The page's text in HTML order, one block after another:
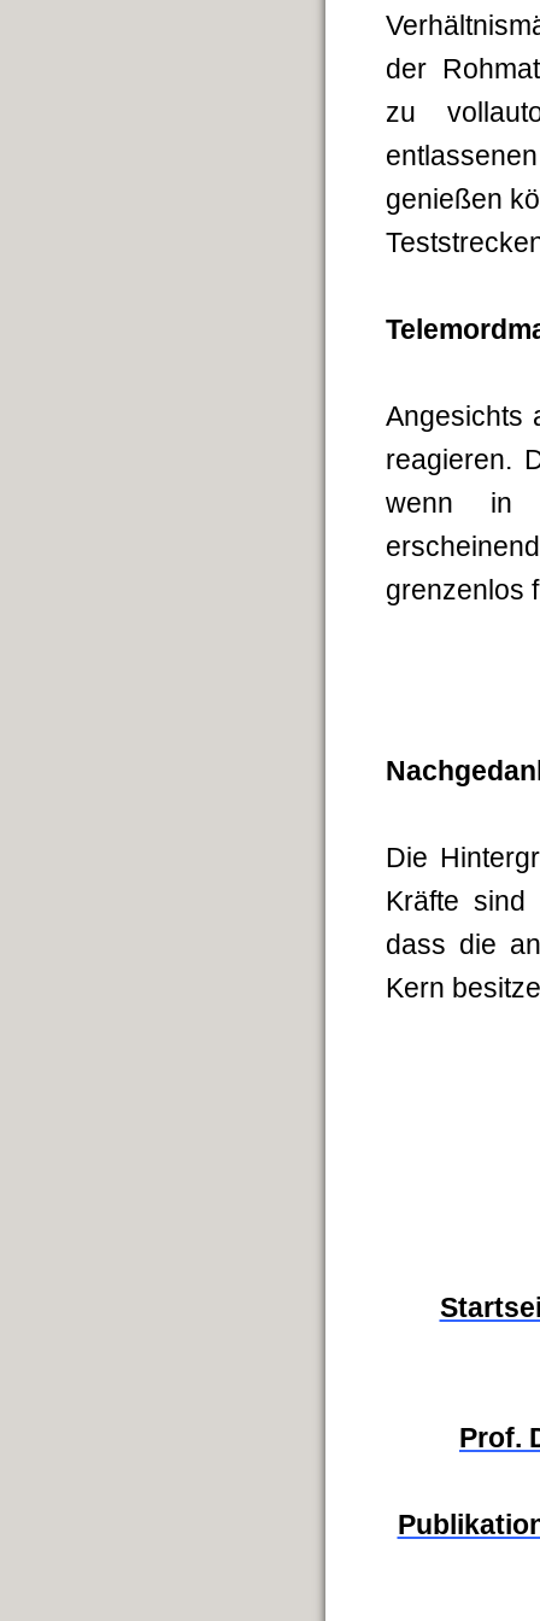
der
zu
genießen
Angesichts
reagieren.
wenn in
grenzenlos
Die
Kräfte sind
dass die
Kern
Prof.